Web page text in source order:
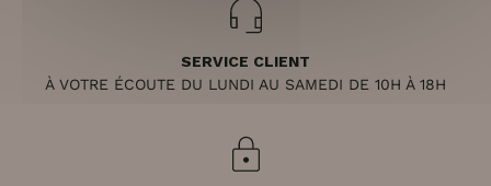
SERVICE CLIENT
À VOTRE ÉCOUTE DU LUNDI AU SAMEDI DE 10H À 18H